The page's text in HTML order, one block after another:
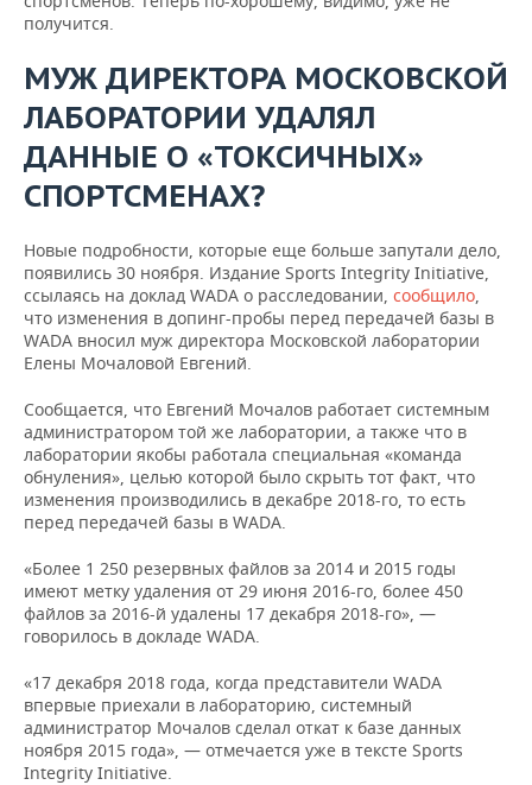
получится.
МУЖ ДИРЕКТОРА МОСКОВСКОЙ
ЛАБОРАТОРИИ УДАЛЯЛ
ДАННЫЕ О «ТОКСИЧНЫХ»
СПОРТСМЕНАХ?
Новые подробности, которые еще больше запутали дело,
появились 30 ноября. Издание Sports Integrity Initiаtive,
ссылаясь на доклад WADA о расследовании, сообщило,
что изменения в допинг-пробы перед передачей базы в
WADA вносил муж директора Московской лаборатории
Елены Мочаловой Евгений.
Сообщается, что Евгений Мочалов работает системным
администратором той же лаборатории, а также что в
лаборатории якобы работала специальная «команда
обнуления», целью которой было скрыть тот факт, что
изменения производились в декабре 2018-го, то есть
перед передачей базы в WADA.
«Более 1 250 резервных файлов за 2014 и 2015 годы
имеют метку удаления от 29 июня 2016-го, более 450
файлов за 2016-й удалены 17 декабря 2018-го», —
говорилось в докладе WADA.
«17 декабря 2018 года, когда представители WADA
впервые приехали в лабораторию, системный
администратор Мочалов сделал откат к базе данных
ноября 2015 года», — отмечается уже в тексте Sports
Integrity Initiаtive.